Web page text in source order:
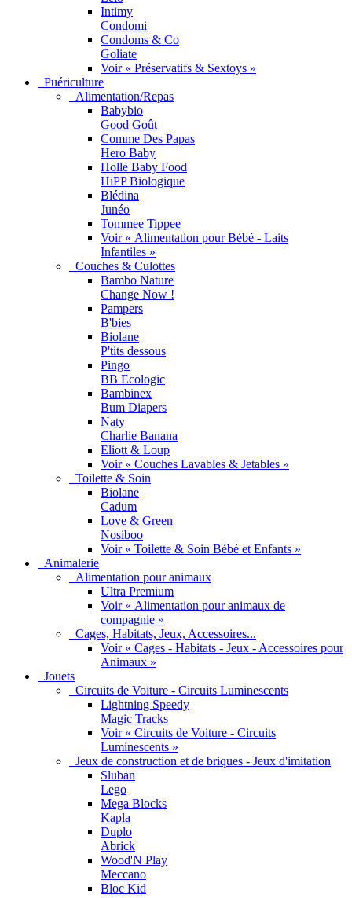
Intimy
Condomi
Condoms & Co
Goliate
Voir « Préservatifs & Sextoys »
Puériculture
Alimentation/Repas
Babybio
Good Goût
Comme Des Papas
Hero Baby
Holle Baby Food
HiPP Biologique
Blédina
Junéo
Tommee Tippee
Voir « Alimentation pour Bébé - Laits
Infantiles »
Couches & Culottes
Bambo Nature
Change Now !
Pampers
B'bies
Biolane
P'tits dessous
Pingo
BB Ecologic
Bambinex
Bum Diapers
Naty
Charlie Banana
Eliott & Loup
Voir « Couches Lavables & Jetables »
Toilette & Soin
Biolane
Cadum
Love & Green
Nosiboo
Voir « Toilette & Soin Bébé et Enfants »
Animalerie
Alimentation pour animaux
Ultra Premium
Voir « Alimentation pour animaux de
compagnie »
Cages, Habitats, Jeux, Accessoires...
Voir « Cages - Habitats - Jeux - Accessoires pour
Animaux »
Jouets
Circuits de Voiture - Circuits Luminescents
Lightning Speedy
Magic Tracks
Voir « Circuits de Voiture - Circuits
Luminescents »
Jeux de construction et de briques - Jeux d'imitation
Sluban
Lego
Mega Blocks
Kapla
Duplo
Abrick
Wood'N Play
Meccano
Bloc Kid